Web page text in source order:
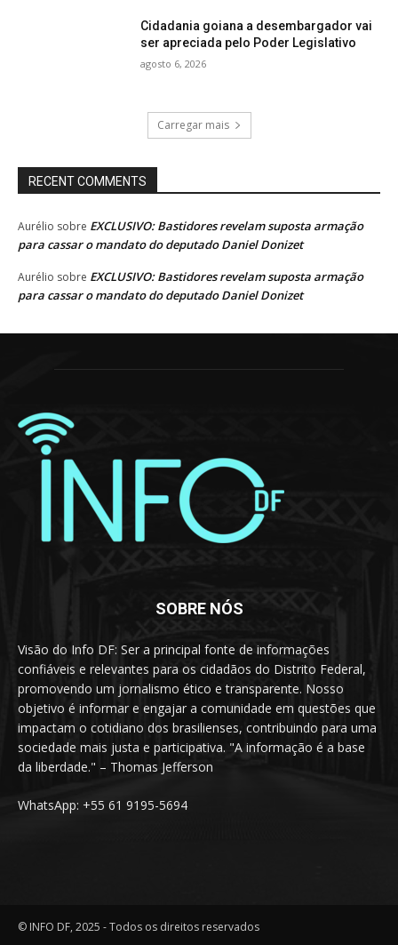
Cidadania goiana a desembargador vai
ser apreciada pelo Poder Legislativo
agosto 6, 2026
Carregar mais
RECENT COMMENTS
Aurélio sobre EXCLUSIVO: Bastidores revelam suposta armação
para cassar o mandato do deputado Daniel Donizet
Aurélio sobre EXCLUSIVO: Bastidores revelam suposta armação
para cassar o mandato do deputado Daniel Donizet
SOBRE NÓS
Visão do Info DF: Ser a principal fonte de informações
confiáveis e relevantes para os cidadãos do Distrito Federal,
promovendo um jornalismo ético e transparente. Nosso
objetivo é informar e engajar a comunidade em questões que
impactam o cotidiano dos brasilienses, contribuindo para uma
sociedade mais justa e participativa. "A informação é a base
da liberdade." – Thomas Jefferson
WhatsApp: +55 61 9195-5694
© INFO DF, 2025 - Todos os direitos reservados